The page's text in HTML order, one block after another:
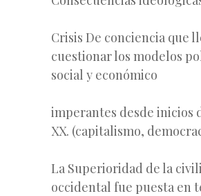
Crisis De conciencia que
cuestionar los modelos
social y económico
imperantes desde inicios
XX. (capitalismo,
La Superioridad de la
occidental fue puesta en